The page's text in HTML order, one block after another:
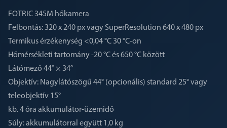
FOTRIC 345M hőkamera
Felbontás: 320 x 240 px vagy SuperResolution 640 x 480 px
Termikus érzékenység <0,04 °C 30 °C-on
Hőmérsékleti tartomány -20 °C és 650 °C között
Látómező 44° × 34°
Objektív: Nagylátószögű 44° (opcionális) standard 25° vagy
teleobjektív 15°
kb. 4 óra akkumulátor-üzemidő
Súly: akkumulátorral együtt 1,0 kg